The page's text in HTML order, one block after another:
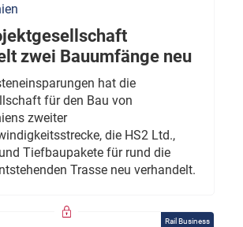
zwei Bauumfänge neu
hat die
für den Bau von
zweiter
die HS2 Ltd.,
Tiefbaupakete für rund die
Trasse neu verhandelt.
Rail Business